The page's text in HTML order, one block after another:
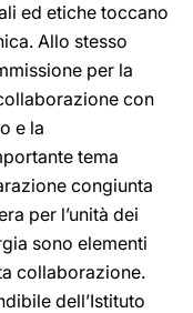
ed etiche toccano
Allo stesso
per la
con
e la
tema
congiunta
per l’unità dei
sono elementi
collaborazione.
dell’Istituto